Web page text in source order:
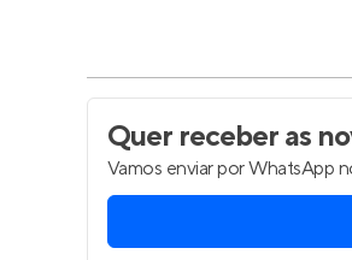
Quer receber as
Vamos enviar por WhatsApp